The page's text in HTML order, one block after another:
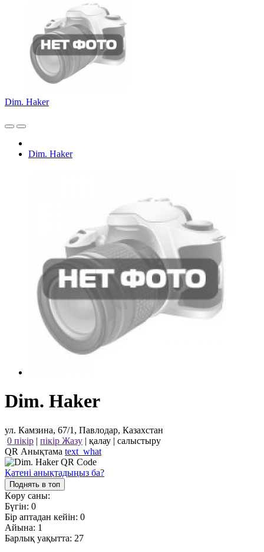
Dim. Haker
Dim. Haker
Dim. Haker
ул. Камзина, 67/1, Павлодар, Казахстан
0 пікір | пікір Жазу | қалау | салыстыру
QR Анықтама text_what
Қатені анықтадыңыз ба?
Поднять в топ
Көру саны:
Бүгін: 0
Бір аптадан кейін: 0
Айына: 1
Барлық уақытта: 27